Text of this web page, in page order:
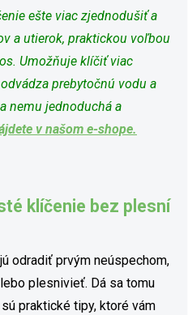
ešte viac zjednodušiť a
a utierok, praktickou voľbou
Umožňuje klíčiť viac
prebytočnú vodu a
nemu jednoduchá a
v našom e-shope.
klíčenie bez plesní
odradiť prvým neúspechom,
plesnivieť. Dá sa tomu
praktické tipy, ktoré vám